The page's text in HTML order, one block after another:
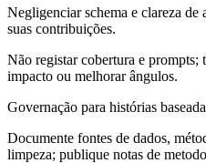
Negligenciar schema e clareza de
suas contribuições.
Não registar cobertura e prompts;
impacto ou melhorar ângulos.
Governação para histórias
Documente fontes de dados,
limpeza; publique notas de